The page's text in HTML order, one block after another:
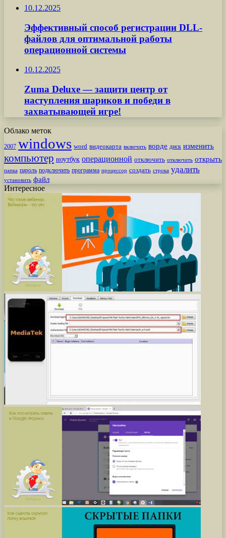
10.12.2025
Эффективный способ регистрации DLL-
файлов для оптимальной работы
операционной системы
10.12.2025
Zuma Deluxe — защити центр от
наступления шариков и победи в
захватывающей игре!
Облако меток
2007 windows word видеокарта включить ворде диск изменить
компьютер ноутбук операционной отключить отключить открыть
папка пароль подключить программа процессор создать строка удалить
установить файл
Интересное